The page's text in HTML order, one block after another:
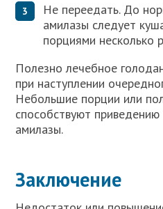
Не переедать. До
амилазы следует
порциями несколько
Полезно лечебное
при наступлении
Небольшие порции или
способствуют
амилазы.
Заключение